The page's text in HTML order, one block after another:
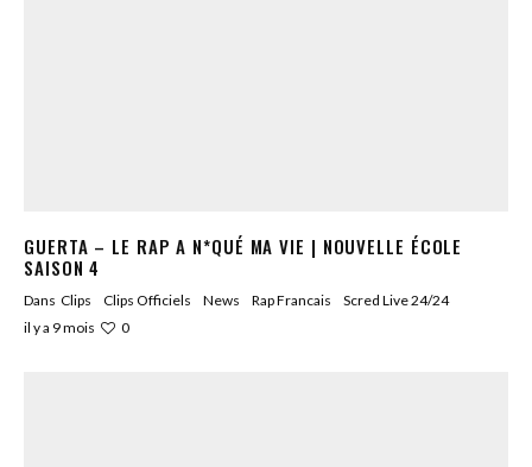
GUERTA – LE RAP A N*QUÉ MA VIE | NOUVELLE ÉCOLE
SAISON 4
Dans Clips Clips Officiels News Rap Francais
Scred Live 24/24
il y a 9 mois
0